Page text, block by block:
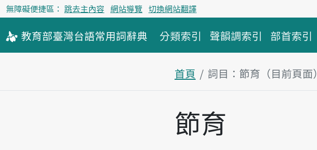
無障礙便捷區： 跳去主內容 網站導覽 切換網站翻譯
教育部臺灣台語常用詞辭典 分類索引 聲韻調索引 部首索引
首頁 詞目：節育（目前頁面）
主內容區塊
節育